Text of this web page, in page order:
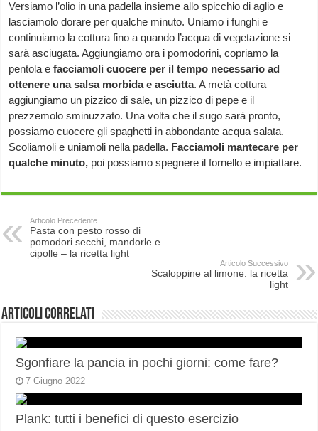
Versiamo l’olio in una padella insieme allo spicchio di aglio e
lasciamolo dorare per qualche minuto. Uniamo i funghi e
continuiamo la cottura fino a quando l’acqua di vegetazione si
sarà asciugata. Aggiungiamo ora i pomodorini, copriamo la
pentola efacciamoli cuocere per il tempo necessario ad
ottenere una salsa morbida e asciutta. A metà cottura
aggiungiamo un pizzico di sale, un pizzico di pepe e il
prezzemolo sminuzzato. Una volta che il sugo sarà pronto,
possiamo cuocere gli spaghetti in abbondante acqua salata.
Scoliamoli e uniamoli nella padella. Facciamoli mantecare per
qualche minuto, poi possiamo spegnere il fornello e impiattare.
Articolo Precedente
Pasta con pesto rosso di
pomodori secchi, mandorle e
cipolle – la ricetta light
Articolo Successivo
Scaloppine al limone: la ricetta
light
Articoli correlati
Sgonfiare la pancia in pochi giorni: come fare?
7 Giugno 2022
Plank: tutti i benefici di questo esercizio